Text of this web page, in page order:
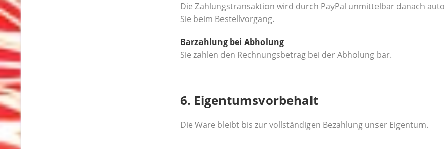
Die Zahlungstransaktion wird durch PayPal unmittelbar danach
Sie beim Bestellvorgang.
Barzahlung bei Abholung
Sie zahlen den Rechnungsbetrag bei der Abholung bar.
6. Eigentumsvorbehalt
Die Ware bleibt bis zur vollständigen Bezahlung unser Eigentum.